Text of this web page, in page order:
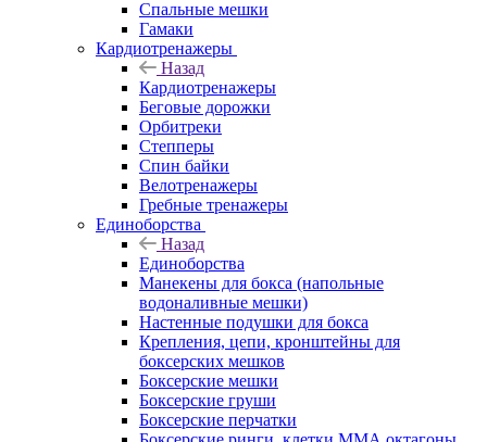
Спальные мешки
Гамаки
Кардиотренажеры
Назад
Кардиотренажеры
Беговые дорожки
Орбитреки
Степперы
Спин байки
Велотренажеры
Гребные тренажеры
Единоборства
Назад
Единоборства
Манекены для бокса (напольные
водоналивные мешки)
Настенные подушки для бокса
Крепления, цепи, кронштейны для
боксерских мешков
Боксерские мешки
Боксерские груши
Боксерские перчатки